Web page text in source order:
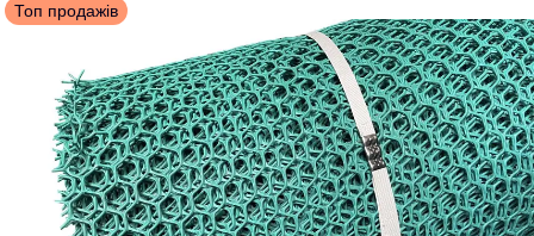
Топ продажів